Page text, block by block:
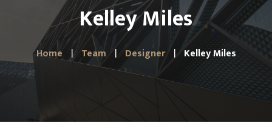
Kelley Miles
Home Team Designer Kelley Miles